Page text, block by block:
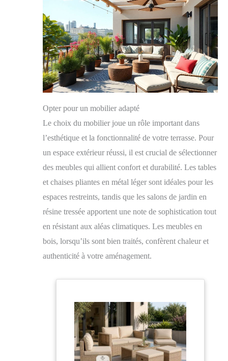
Opter pour un mobilier adapté
Le choix du mobilier joue un rôle important dans
l’esthétique et la fonctionnalité de votre terrasse. Pour
un espace extérieur réussi, il est crucial de sélectionner
des meubles qui allient confort et durabilité. Les tables
et chaises pliantes en métal léger sont idéales pour les
espaces restreints, tandis que les salons de jardin en
résine tressée apportent une note de sophistication tout
en résistant aux aléas climatiques. Les meubles en
bois, lorsqu’ils sont bien traités, confèrent chaleur et
authenticité à votre aménagement.